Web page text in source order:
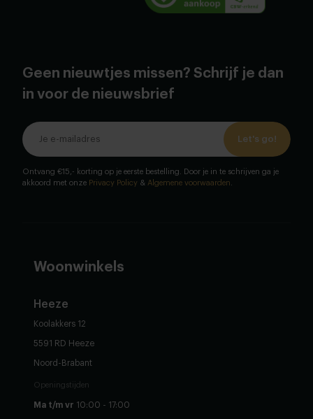
Geen nieuwtjes missen? Schrijf je dan
in voor de nieuwsbrief
Let's go!
Ontvang €15,- korting op je eerste bestelling. Door je in te schrijven ga je
akkoord met onze Privacy Policy & Algemene voorwaarden
Woonwinkels
Heeze
Koolakkers 12
5591 RD Heeze
Noord-Brabant
Openingstijden
Ma t/m vr 10:00 - 17:00